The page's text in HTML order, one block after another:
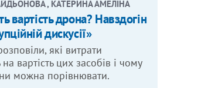
, КАТЕРИНА АМЕЛІНА
вартість дрона? Навздогін
дискусії»
які витрати
вартість цих засобів і чому
можна порівнювати.